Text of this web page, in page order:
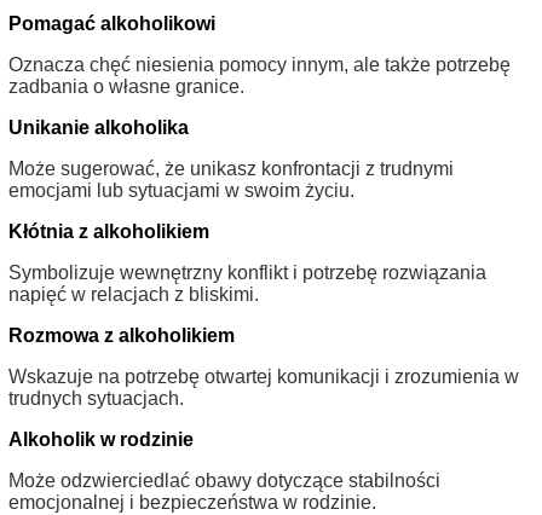
Pomagać alkoholikowi
Oznacza chęć niesienia pomocy innym, ale także potrzebę
zadbania o własne granice.
Unikanie alkoholika
Może sugerować, że unikasz konfrontacji z trudnymi
emocjami lub sytuacjami w swoim życiu.
Kłótnia z alkoholikiem
Symbolizuje wewnętrzny konflikt i potrzebę rozwiązania
napięć w relacjach z bliskimi.
Rozmowa z alkoholikiem
Wskazuje na potrzebę otwartej komunikacji i zrozumienia w
trudnych sytuacjach.
Alkoholik w rodzinie
Może odzwierciedlać obawy dotyczące stabilności
emocjonalnej i bezpieczeństwa w rodzinie.